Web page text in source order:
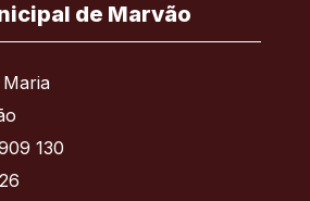
de Marvão
130